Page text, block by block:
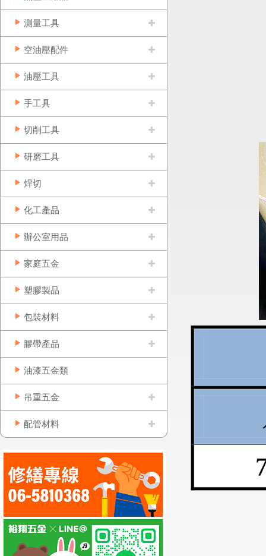
測量工具
空油壓配件
油壓工具
手工具
切削工具
研磨工具
焊切
化工產品
辦公室用品
家庭五金
塑膠製品
包裝材料
膠帶產品
油漆五金類
吊重五金
配管材料